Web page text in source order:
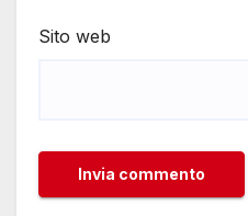
Sito web